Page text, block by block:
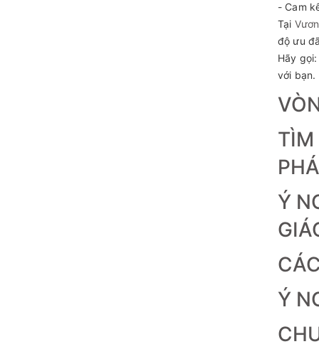
- Cam
Tại
độ ưu
Hãy
với bạn.
TÌM
Ý
Ý